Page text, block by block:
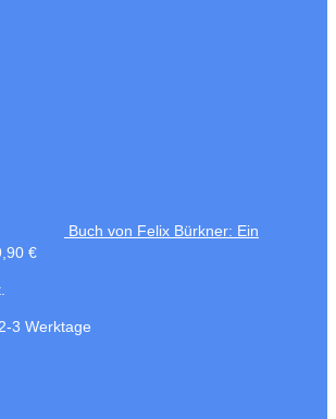
Buch von Felix Bürkner: Ein
€
3 Werktage